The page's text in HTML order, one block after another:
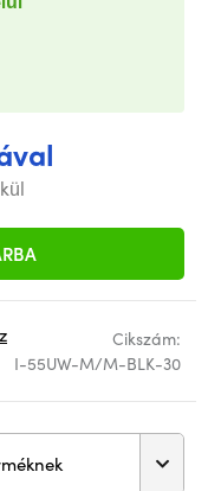
Cikszám:
I-55UW-M/M-BLK-30